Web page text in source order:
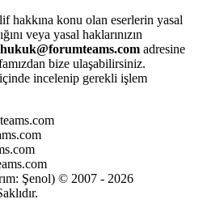
hakkına konu olan eserlerin yasal
veya yasal haklarınızın
hukuk@forumteams.com adresine
bize ulaşabilirsiniz.
incelenip gerekli işlem
Şenol) © 2007 - 2026